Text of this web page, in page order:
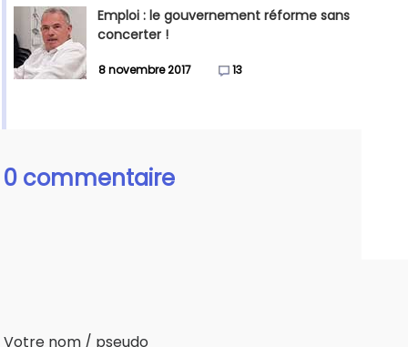
Emploi : le gouvernement réforme sans
concerter !
8 novembre 2017 13
0 commentaire
Votre nom / pseudo